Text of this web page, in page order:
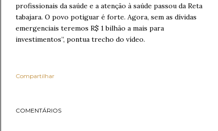
profissionais da saúde e a atenção à saúde passou da Reta
tabajara. O povo potiguar é forte. Agora, sem as dívidas
emergenciais teremos R$ 1 bilhão a mais para
investimentos”, pontua trecho do vídeo.
Compartilhar
COMENTÁRIOS